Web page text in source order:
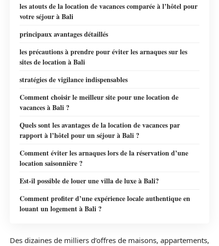
les atouts de la location de vacances comparée à l’hôtel pour
votre séjour à Bali
principaux avantages détaillés
les précautions à prendre pour éviter les arnaques sur les
sites de location à Bali
stratégies de vigilance indispensables
Comment choisir le meilleur site pour une location de
vacances à Bali ?
Quels sont les avantages de la location de vacances par
rapport à l’hôtel pour un séjour à Bali ?
Comment éviter les arnaques lors de la réservation d’une
location saisonnière ?
Est-il possible de louer une villa de luxe à Bali?
Comment profiter d’une expérience locale authentique en
louant un logement à Bali ?
Des dizaines de milliers d’offres de maisons, appartements,